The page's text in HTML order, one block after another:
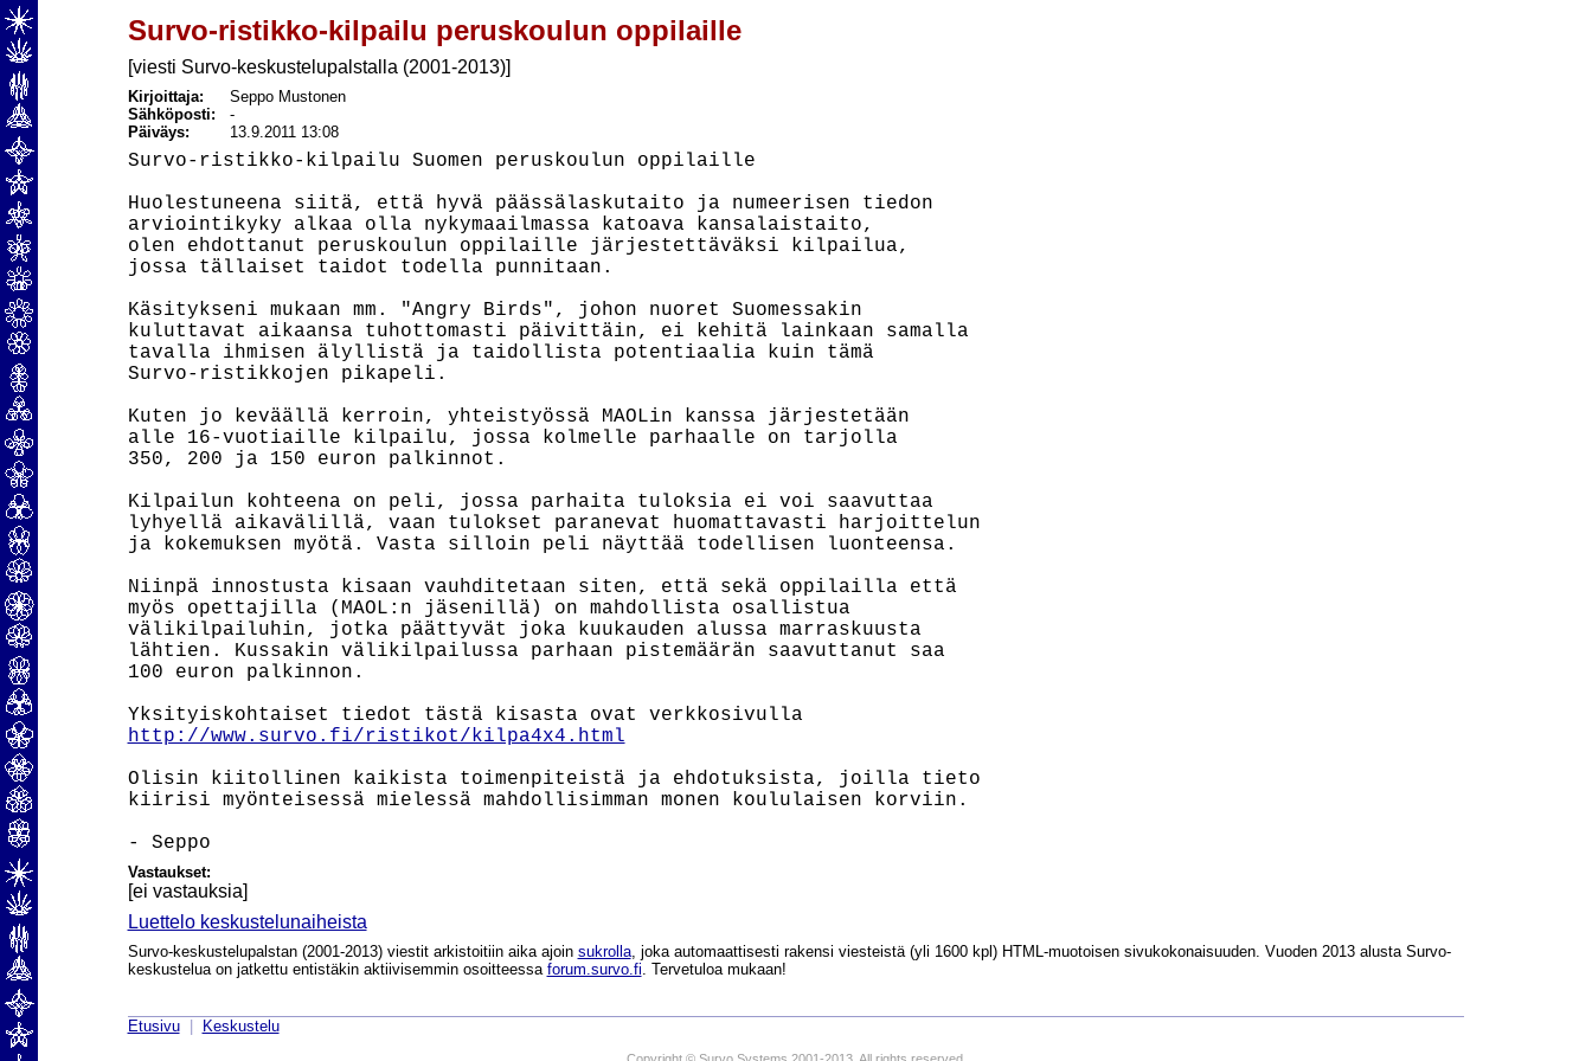
Survo-ristikko-kilpailu peruskoulun oppilaille
[viesti Survo-keskustelupalstalla (2001-2013)]
Kirjoittaja:
Seppo Mustonen
Sähköposti: -
Päiväys:
13.9.2011 13:08
Survo-ristikko-kilpailu Suomen peruskoulun oppilaille
Huolestuneena siitä, että hyvä päässälaskutaito ja numeerisen tiedon
arviointikyky alkaa olla nykymaailmassa katoava kansalaistaito,
olen ehdottanut peruskoulun oppilaille järjestettäväksi kilpailua,
jossa tällaiset taidot todella punnitaan.
Käsitykseni mukaan mm. "Angry Birds", johon nuoret Suomessakin
kuluttavat aikaansa tuhottomasti päivittäin, ei kehitä lainkaan samalla
tavalla ihmisen älyllistä ja taidollista potentiaalia kuin tämä
Survo-ristikkojen pikapeli.
Kuten jo keväällä kerroin, yhteistyössä MAOLin kanssa järjestetään
alle 16-vuotiaille kilpailu, jossa kolmelle parhaalle on tarjolla
350, 200 ja 150 euron palkinnot.
Kilpailun kohteena on peli, jossa parhaita tuloksia ei voi saavuttaa
lyhyellä aikavälillä, vaan tulokset paranevat huomattavasti harjoittelun
ja kokemuksen myötä. Vasta silloin peli näyttää todellisen luonteensa.
Niinpä innostusta kisaan vauhditetaan siten, että sekä oppilailla että
myös opettajilla (MAOL:n jäsenillä) on mahdollista osallistua
välikilpailuhin, jotka päättyvät joka kuukauden alussa marraskuusta
lähtien. Kussakin välikilpailussa parhaan pistemäärän saavuttanut saa
100 euron palkinnon.
http://www.survo.fi/ristikot/kilpa4x4.html
Olisin kiitollinen kaikista toimenpiteistä ja ehdotuksista, joilla tieto
kiirisi myönteisessä mielessä mahdollisimman monen koululaisen korviin.
Vastaukset:
[ei vastauksia]
Luettelo keskustelunaiheista
Survo-keskustelupalstan (2001-2013) viestit arkistoitiin aika ajoin sukrolla, joka automaattisesti rakensi viesteistä (yli 1600 kpl) HTML-muotoisen sivukokonaisuuden. Vuoden 2013 alusta Survo-
keskustelua on jatkettu entistäkin aktiivisemmin osoitteessa forum.survo.fi. Tervetuloa mukaan!
Etusivu| Keskustelu